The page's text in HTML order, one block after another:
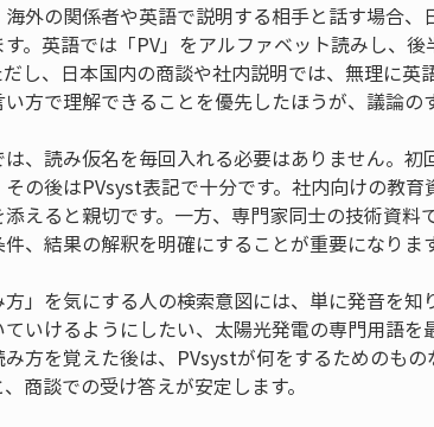
海外の関係者や英語で説明する相手と話す場合
す。英語では「PV」をアルファベット読みし、
だし、日本国内の商談や社内説明では、無理に
い方で理解できることを優先したほうが、議論の
は、読み仮名を毎回入れる必要はありません。
その後はPVsyst表記で十分です。社内向けの教
添えると親切です。一方、専門家同士の技術資料
、結果の解釈を明確にすることが重要になります
方」を気にする人の検索意図には、単に発音を
ていけるようにしたい、太陽光発電の専門用語
み方を覚えた後は、PVsystが何をするためのも
商談での受け答えが安定します。